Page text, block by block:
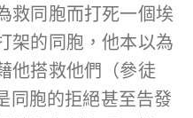
救同胞而打死一個埃
架的同胞，他本以為
他搭救他們（參徒
同胞的拒絕甚至告發